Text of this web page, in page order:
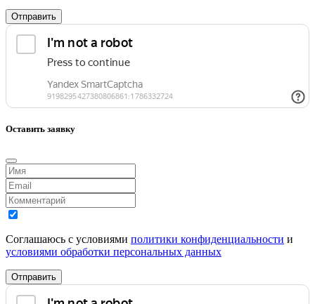
Отправить
Оставить заявку
Соглашаюсь с условиями политики конфиденциальности и
условиями обработки персональных данных
Отправить